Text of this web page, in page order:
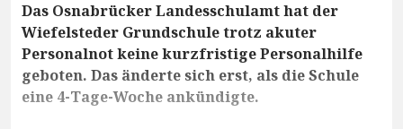
Das Osnabrücker Landesschulamt hat der
Wiefelsteder Grundschule trotz akuter
Personalnot keine kurzfristige Personalhilfe
geboten. Das änderte sich erst, als die Schule
eine 4-Tage-Woche ankündigte.